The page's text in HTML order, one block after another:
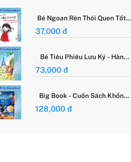
Bé Ngoan Rèn Thói Quen Tốt -
37,000 đ
Bé Tiêu Phiêu Lưu Ký - Hành
Giới Của Cô Gái Việt
73,000 đ
Big Book - Cuốn Sách Khổng
Hành Tinh (Tái Bản)
128,000 đ